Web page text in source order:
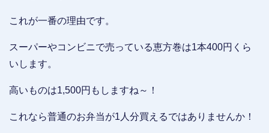
これが一番の理由です。
スーパーやコンビニで売っている恵方巻は1本400円くら
いします。
高いものは1,500円もしますね～！
これなら普通のお弁当が1人分買えるではありませんか！